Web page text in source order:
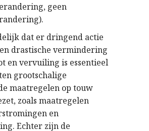
geen
dat er dringend actie
drastische vermindering
en vervuiling is essentieel
grootschalige
maatregelen op touw
zoals maatregelen
en
Echter zijn de